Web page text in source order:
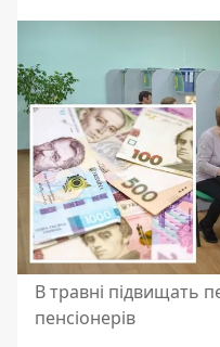
В травні підвищать
пенсіонерів